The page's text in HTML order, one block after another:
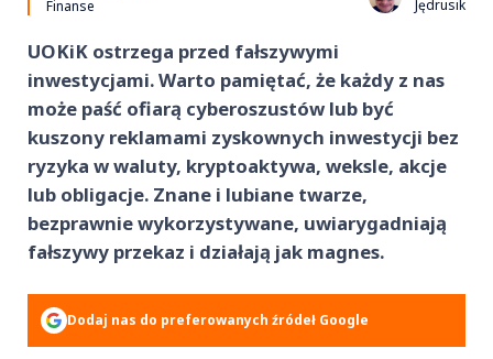
Finanse
Jędrusik
UOKiK ostrzega przed fałszywymi
inwestycjami. Warto pamiętać, że każdy z nas
może paść ofiarą cyberoszustów lub być
kuszony reklamami zyskownych inwestycji bez
ryzyka w waluty, kryptoaktywa, weksle, akcje
lub obligacje. Znane i lubiane twarze,
bezprawnie wykorzystywane, uwiarygadniają
fałszywy przekaz i działają jak magnes.
Dodaj nas do preferowanych źródeł Google